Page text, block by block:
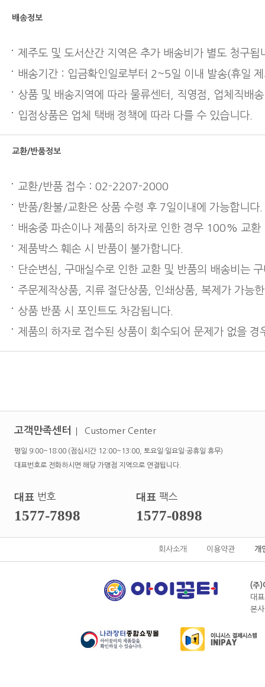
배송정보
제주도 및 도서산간 지역은 추가 배송비가 별도 청구됩
배송기간 : 입금확인일로부터 2~5일 이내 발송(휴일
상품 및 배송지역에 따라 물류센터, 직영점, 업체직배
입점상품은 업체 택배 정책에 따라 다를 수 있습니다.
교환/반품정보
교환/반품 접수 : 02-2207-2000
반품/환불/교환은 상품 수령 후 7일이내에 가능합니다.
배송중 파손이나 제품의 하자로 인한 경우 100% 교환
제품박스 훼손 시 반품이 불가합니다.
단순변심, 구매실수로 인한 교환 및 반품의 배송비는
주문제작상품, 지류 절단상품, 인쇄상품, 복제가 가능
상품 반품 시 포인트도 차감됩니다.
제품의 하자로 접수된 상품이 회수되어 문제가 없을
고객만족센터 Customer Center
평일 9:00~18:00 (점심시간 12:00~13:00, 토요일·일요일·공휴일 휴무)
대표번호로 전화하시면 해당 가맹점 지역으로 연결됩니다.
대표 번호
1577-7898
대표 팩스
1577-0898
회사소개 이용약관 개
(주)
대
본